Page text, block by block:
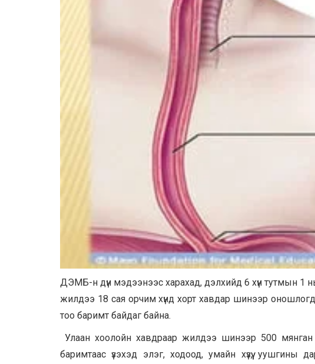
ДЭМБ-н дүн мэдээнээс харахад, дэлхийд 6 хүн тутмын 1
жилдээ 18 сая орчим хүнд хорт хавдар шинээр
тоо баримт байдаг байна.
Улаан хоолойн хавдраар жилдээ шинээр 500
баримтаас үзэхэд элэг, ходоод, умайн хүзүү, уушгины